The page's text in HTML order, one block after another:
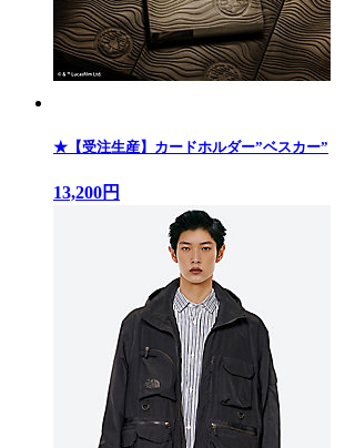
★【受注生産】カードホルダー”ベスカー”
13,200円